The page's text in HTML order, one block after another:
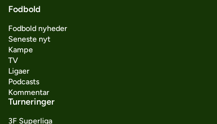
Fodbold
Fodbold nyheder
Seneste nyt
Kampe
TV
Ligaer
Podcasts
Kommentar
Turneringer
3F Superliga